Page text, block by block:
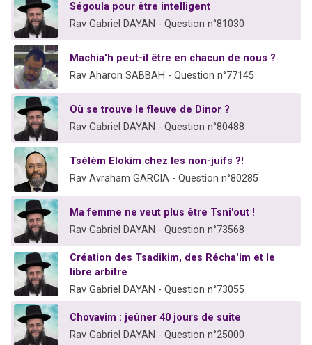
Ségoula pour être intelligent
Rav Gabriel DAYAN - Question n°81030
Machia'h peut-il être en chacun de nous ?
Rav Aharon SABBAH - Question n°77145
Où se trouve le fleuve de Dinor ?
Rav Gabriel DAYAN - Question n°80488
Tsélèm Elokim chez les non-juifs ?!
Rav Avraham GARCIA - Question n°80285
Ma femme ne veut plus être Tsni'out !
Rav Gabriel DAYAN - Question n°73568
Création des Tsadikim, des Récha'im et le
libre arbitre
Rav Gabriel DAYAN - Question n°73055
Chovavim : jeûner 40 jours de suite
Rav Gabriel DAYAN - Question n°25000